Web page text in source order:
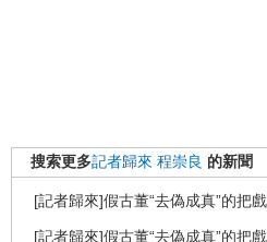
搜索更多記者歸來 程崇良 的新聞
[記者歸來]假古董“去偽成真”的把
[記者歸來]假古董“去偽成真”的把戲